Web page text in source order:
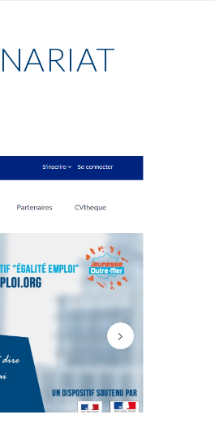
ANS D’INNOVATION : UNE
MATINÉE POUR CÉLÉBRER,